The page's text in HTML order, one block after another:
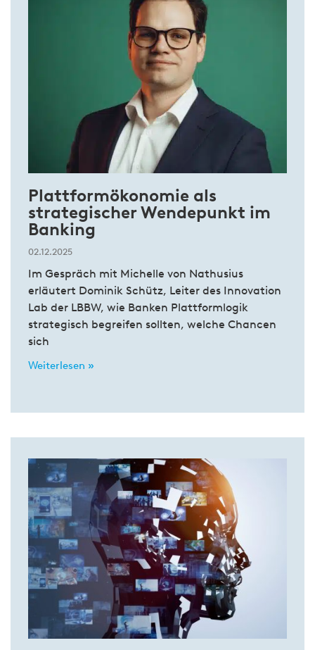
Plattformökonomie als
strategischer Wendepunkt im
Banking
02.12.2025
Im Gespräch mit Michelle von Nathusius
erläutert Dominik Schütz, Leiter des Innovation
Lab der LBBW, wie Banken Plattformlogik
strategisch begreifen sollten, welche Chancen
sich
Weiterlesen »